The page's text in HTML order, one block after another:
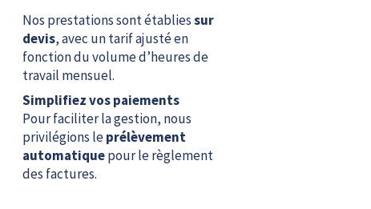
Nos prestations sont établiessur
devis, avec un tarif ajusté en
fonction du volume d’heures de
travail mensuel.
Simplifiez vos paiements
Pour faciliter la gestion, nous
privilégions leprélèvement
automatiquepour le règlement
des factures.